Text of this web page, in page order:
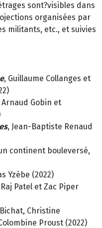
sont?visibles dans
organisées par
militants, etc., et suivies
, Guillaume Collanges et
Arnaud Gobin et
, Jean-Baptiste Renaud
continent bouleversé,
Yzèbe (2022)
Patel et Zac Piper
Christine
Proust (2022)